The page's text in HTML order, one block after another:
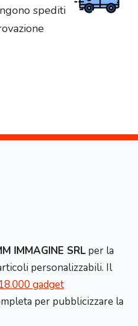
spediti
IMMAGINE SRL per la
personalizzabili. Il
18.000 gadget
per pubblicizzare la